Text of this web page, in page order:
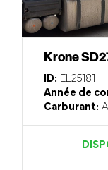
Krone
ID: EL25181
Année de
Carburant: